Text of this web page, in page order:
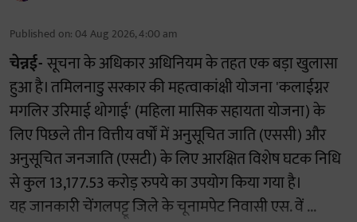
Published on: 04 Aug 2026, 4:00 am
चेन्नई-सूचना के अधिकार अधिनियम के तहत एक बड़ा खुलासा
हुआ है। तमिलनाडु सरकार की महत्वाकांक्षी योजना 'कलाईग्नर
मगलिर उरिमाई थोगाई' (महिला मासिक सहायता योजना) के
लिए पिछले तीन वित्तीय वर्षों में अनुसूचित जाति (एससी) और
अनुसूचित जनजाति (एसटी) के लिए आरक्षित विशेष घटक निधि
से कुल 13,177.53 करोड़ रुपये का उपयोग किया गया है।
यह जानकारी चेंगलपट्टू जिले के चूनामपेट निवासी एस. वें ...